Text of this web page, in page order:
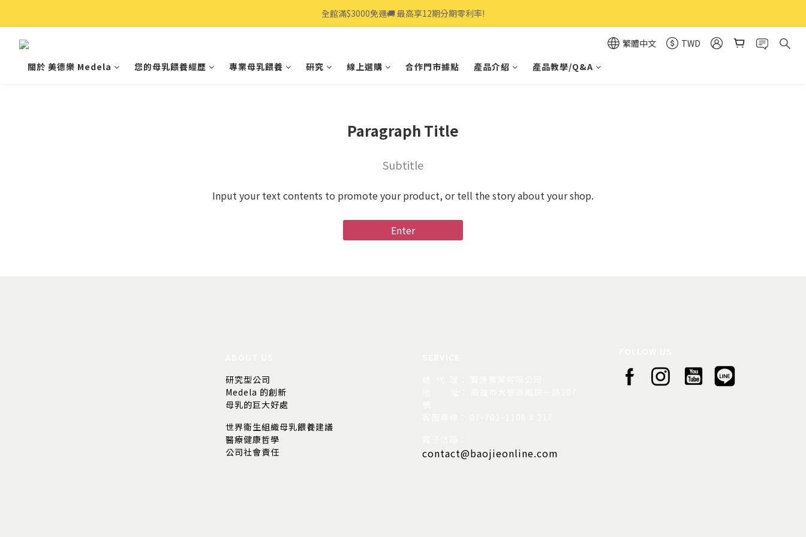
全館滿$3000免運🚚 最高享12期分期零利率!
全館滿$3000免運🚚 最高享12期分期零利率!
全館滿$3000免運🚚 最高享12期分期零利率!
繁體中文
TWD
關於 美德樂 Medela
您的母乳餵養經歷 專業母乳餵養 研究 線上選購 合作門市據點 產品介紹 產品教學/Q&A
Paragraph Title
Subtitle
Input your text contents to promote your product, or tell the story about your shop.
Enter
研究型公司
Medela 的創新
母乳的巨大好處
世界衛生組織母乳餵養建議
醫療健康哲學
公司社會責任
contact@baojieonline.com